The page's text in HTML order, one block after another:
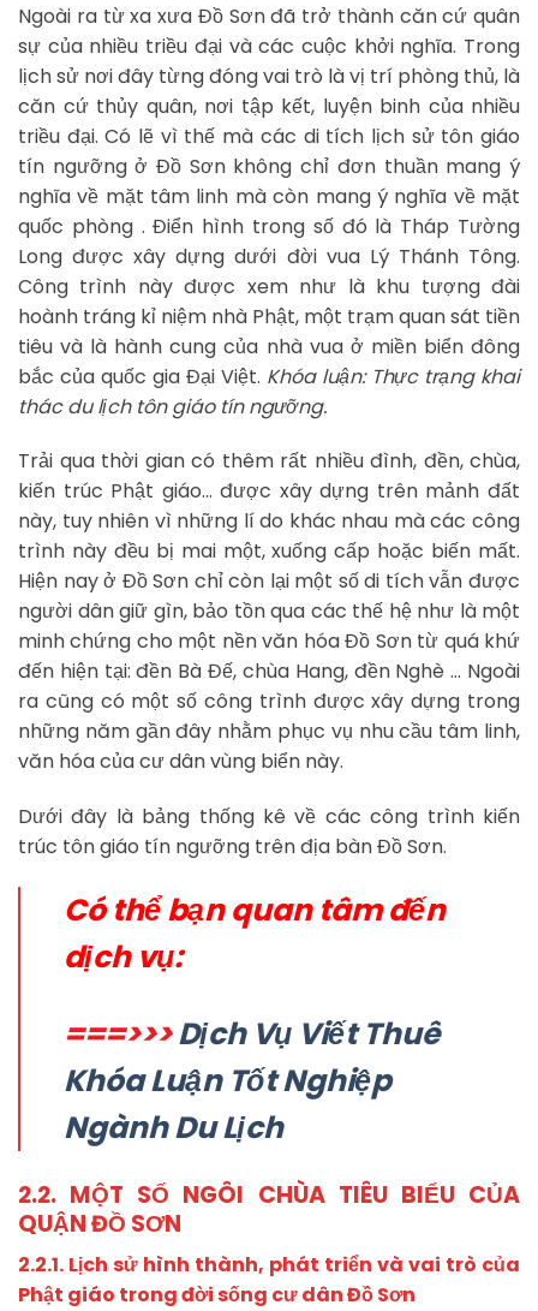
Ngoài ra từ xa xưa Đồ Sơn đã trở thành căn cứ quân
sự của nhiều triều đại và các cuộc khởi nghĩa. Trong
lịch sử nơi đây từng đóng vai trò là vị trí phòng thủ, là
căn cứ thủy quân, nơi tập kết, luyện binh của nhiều
triều đại. Có lẽ vì thế mà các di tích lịch sử tôn giáo
tín ngưỡng ở Đồ Sơn không chỉ đơn thuần mang ý
nghĩa về mặt tâm linh mà còn mang ý nghĩa về mặt
quốc phòng . Điển hình trong số đó là Tháp Tường
Long được xây dựng dưới đời vua Lý Thánh Tông.
Công trình này được xem như là khu tượng đài
hoành tráng kỉ niệm nhà Phật, một trạm quan sát tiền
tiêu và là hành cung của nhà vua ở miền biển đông
bắc của quốc gia Đại Việt. Khóa luận: Thực trạng khai
thác du lịch tôn giáo tín ngưỡng.
Trải qua thời gian có thêm rất nhiều đình, đền, chùa,
kiến trúc Phật giáo… được xây dựng trên mảnh đất
này, tuy nhiên vì những lí do khác nhau mà các công
trình này đều bị mai một, xuống cấp hoặc biến mất.
Hiện nay ở Đồ Sơn chỉ còn lại một số di tích vẫn được
người dân giữ gìn, bảo tồn qua các thế hệ như là một
minh chứng cho một nền văn hóa Đồ Sơn từ quá khứ
đến hiện tại: đền Bà Đế, chùa Hang, đền Nghè … Ngoài
ra cũng có một số công trình được xây dựng trong
những năm gần đây nhằm phục vụ nhu cầu tâm linh,
văn hóa của cư dân vùng biển này.
Dưới đây là bảng thống kê về các công trình kiến
trúc tôn giáo tín ngưỡng trên địa bàn Đồ Sơn.
Có thể bạn quan tâm đến
dịch vụ:
===>>>Dịch Vụ Viết Thuê
Khóa Luận Tốt Nghiệp
Ngành Du Lịch
2.2. MỘT SỐ NGÔI CHÙA TIÊU BIỂU CỦA
QUẬN ĐỒ SƠN
2.2.1. Lịch sử hình thành, phát triển và vai trò của
Phật giáo trong đời sống cư dân Đồ Sơn